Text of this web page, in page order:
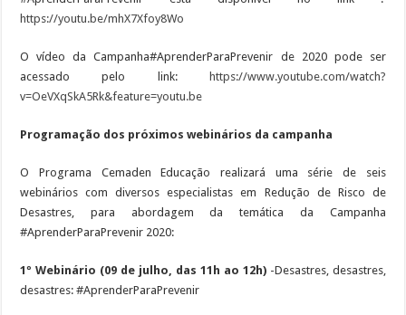
https://youtu.be/mhX7Xfoy8Wo
O vídeo da Campanha#AprenderParaPrevenir de 2020 pode ser
acessado pelo link: https://www.youtube.com/watch?
v=OeVXqSkA5Rk&feature=youtu.be
Programação dos próximos webinários da campanha
O Programa Cemaden Educação realizará uma série de seis
webinários com diversos especialistas em Redução de Risco de
Desastres, para abordagem da temática da Campanha
#AprenderParaPrevenir 2020:
1º Webinário (09 de julho, das 11h ao 12h)-Desastres, desastres,
desastres: #AprenderParaPrevenir